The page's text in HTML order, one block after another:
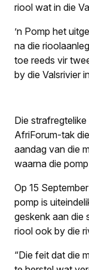
riool wat in die
’n Pomp het
na die
toe reeds vir
by die Valsrivier
Die
AfriForum-tak
aandag van die
waarna die
Op 15
pomp is
geskenk aan die
riool ook by die
“Die feit dat die